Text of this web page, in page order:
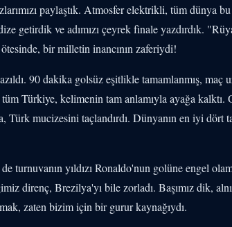
paylaştık. Atmosfer elektrikli, tüm dünya
getirdik ve adımızı çeyrek finale yazdırdık.
bir milletin inancının zaferiydi!
90 dakika golsüz eşitlikle tamamlanmış, maç
Türkiye, kelimenin tam anlamıyla ayağa
mucizesini taçlandırdı. Dünyanın en iyi dört
turnuvanın yıldızı Ronaldo'nun golüne engel
direnç, Brezilya'yı bile zorladı. Başımız dik,
zaten bizim için bir gurur kaynağıydı.